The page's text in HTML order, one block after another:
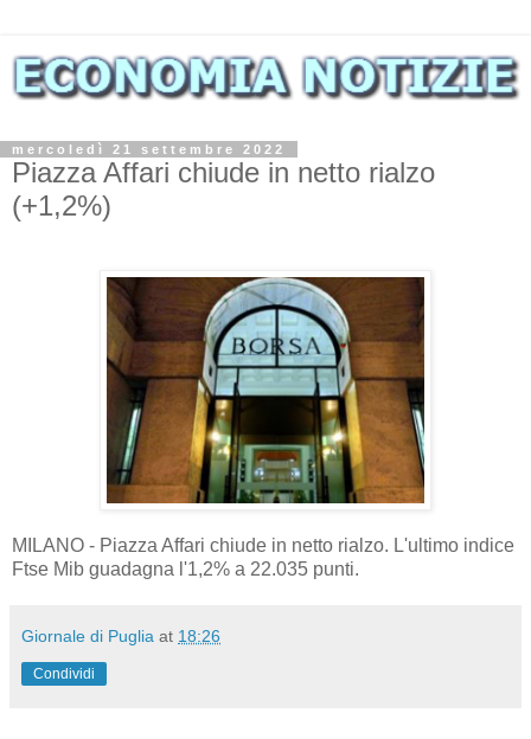
mercoledì 21 settembre 2022
Piazza Affari chiude in netto rialzo
(+1,2%)
MILANO - Piazza Affari chiude in netto rialzo. L'ultimo indice
Ftse Mib guadagna l'1,2% a 22.035 punti.
Giornale di Puglia at 18:26
Condividi